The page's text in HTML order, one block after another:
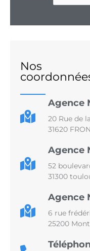
Nos
Agence
20 Rue de
31620
Agence
52
31300
Agence
6 rue
25200